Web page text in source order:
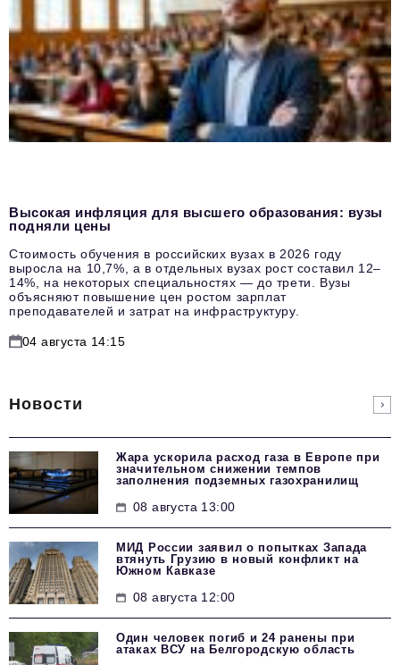
Высокая инфляция для высшего образования: вузы
подняли цены
Стоимость обучения в российских вузах в 2026 году
выросла на 10,7%, а в отдельных вузах рост составил 12–
14%, на некоторых специальностях — до трети. Вузы
объясняют повышение цен ростом зарплат
преподавателей и затрат на инфраструктуру.
04 августа 14:15
Новости
Жара ускорила расход газа в Европе при
значительном снижении темпов
заполнения подземных газохранилищ
08 августа 13:00
МИД России заявил о попытках Запада
втянуть Грузию в новый конфликт на
Южном Кавказе
08 августа 12:00
Один человек погиб и 24 ранены при
атаках ВСУ на Белгородскую область